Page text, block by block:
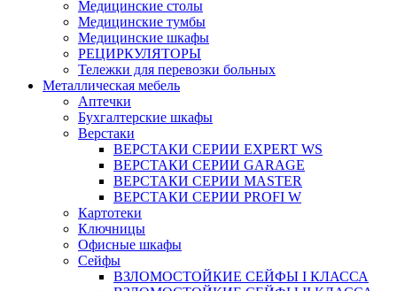
Медицинские столы
Медицинские тумбы
Медицинские шкафы
РЕЦИРКУЛЯТОРЫ
Тележки для перевозки больных
Металлическая мебель
Аптечки
Бухгалтерские шкафы
Верстаки
ВЕРСТАКИ СЕРИИ EXPERT WS
ВЕРСТАКИ СЕРИИ GARAGE
ВЕРСТАКИ СЕРИИ MASTER
ВЕРСТАКИ СЕРИИ PROFI W
Картотеки
Ключницы
Офисные шкафы
Сейфы
ВЗЛОМОСТОЙКИЕ СЕЙФЫ I КЛАССА